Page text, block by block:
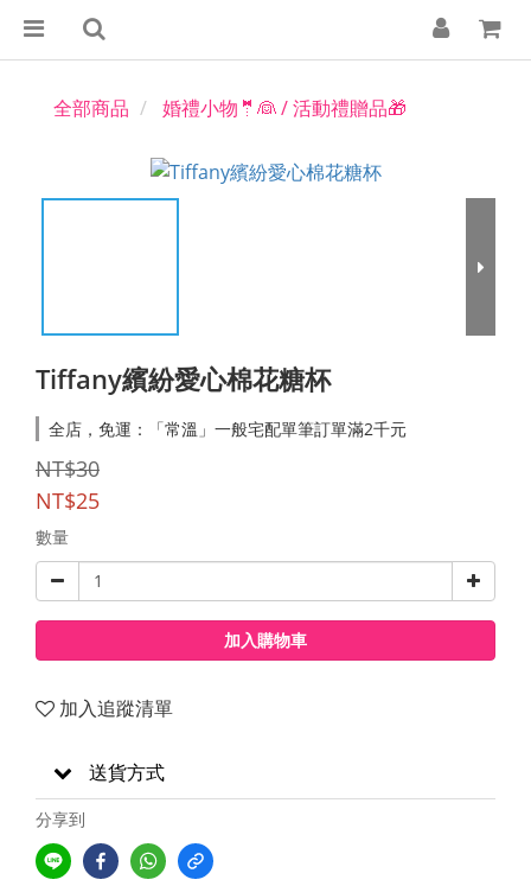
全部商品 婚禮小物🤵👰 / 活動禮贈品🎁
Tiffany繽紛愛心棉花糖杯
全店，免運：「常溫」一般宅配單筆訂單滿2千元
NT$30
NT$25
數量
加入購物車
加入追蹤清單
送貨方式
分享到